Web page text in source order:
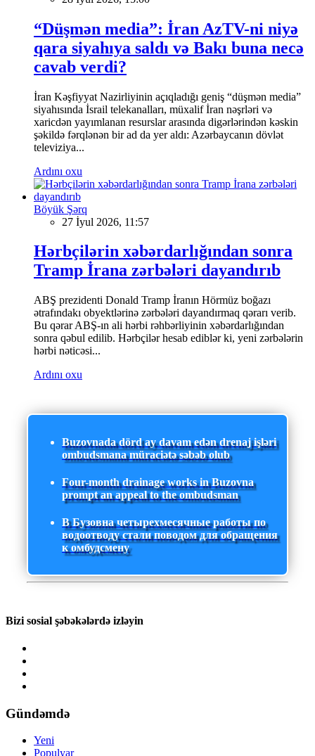
“Düşmən media”: İran AzTV-ni niyə
qara siyahıya saldı və Bakı buna necə
cavab verdi?
İran Kəşfiyyat Nazirliyinin açıqladığı geniş “düşmən media”
siyahısında İsrail telekanalları, müxalif İran nəşrləri və
xaricdən yayımlanan resurslar arasında digərlərindən kəskin
şəkildə fərqlənən bir ad da yer aldı: Azərbaycanın dövlət
televiziya...
Ardını oxu
Böyük Şərq
27 İyul 2026, 11:57
Hərbçilərin xəbərdarlığından sonra
Tramp İrana zərbələri dayandırıb
ABŞ prezidenti Donald Tramp İranın Hörmüz boğazı
ətrafındakı obyektlərinə zərbələri dayandırmaq qərarı verib.
Bu qərar ABŞ-ın ali hərbi rəhbərliyinin xəbərdarlığından
sonra qəbul edilib. Hərbçilər hesab ediblər ki, yeni zərbələrin
hərbi nəticəsi...
Ardını oxu
Buzovnada dörd ay davam edən drenaj işləri
ombudsmana müraciətə səbəb olub
Four-month drainage works in Buzovna
prompt an appeal to the ombudsman
В Бузовна четырехмесячные работы по
водоотводу стали поводом для обращения
к омбудсмену
Bizi sosial şəbəkələrdə izləyin
Gündəmdə
Yeni
Populyar